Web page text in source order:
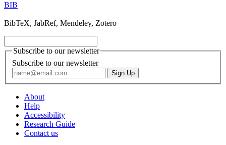
BIB
BibTeX, JabRef, Mendeley, Zotero
Subscribe to our newsletter
Subscribe to our newsletter
About
Help
Accessibility
Research Guide
Contact us